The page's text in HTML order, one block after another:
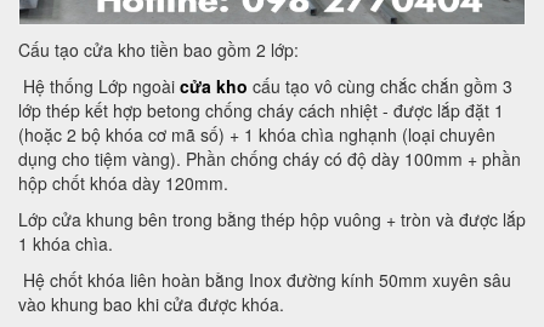
Cấu tạo cửa kho tiền bao gồm 2 lớp:
Hệ thống Lớp ngoài cửa kho cấu tạo vô cùng chắc chắn gồm 3
lớp thép kết hợp betong chống cháy cách nhiệt - được lắp đặt 1
(hoặc 2 bộ khóa cơ mã số) + 1 khóa chìa nghạnh (loại chuyên
dụng cho tiệm vàng). Phần chống cháy có độ dày 100mm + phần
hộp chốt khóa dày 120mm.
Lớp cửa khung bên trong bằng thép hộp vuông + tròn và được lắp
1 khóa chìa.
Hệ chốt khóa liên hoàn bằng Inox đường kính 50mm xuyên sâu
vào khung bao khi cửa được khóa.